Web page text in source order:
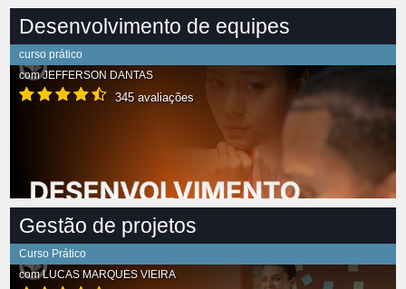
Desenvolvimento de equipes
curso prático
comJEFFERSON DANTAS
345 avaliações
Gestão de projetos
Curso Prático
comLUCAS MARQUES VIEIRA